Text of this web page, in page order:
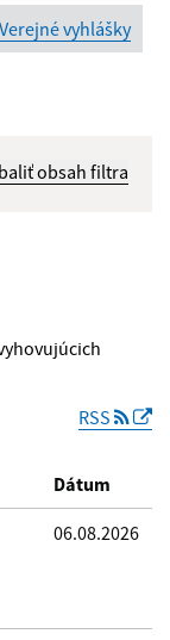
Verejné vyhlášky
obsah filtra
RSS
Dátum
06.08.2026